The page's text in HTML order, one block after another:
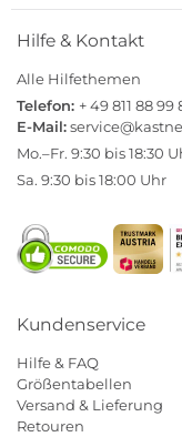
Hilfe & Kontakt
Alle Hilfethemen
Telefon: + 49 811 88 99
E-Mail:
Mo.–Fr. 9:30 bis 18:30
Sa. 9:30 bis 18:00 Uhr
Kundenservice
Hilfe & FAQ
Größentabellen
Versand & Lieferung
Retouren